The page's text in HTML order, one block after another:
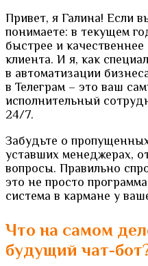
Привет, я Галина! Если
понимаете: в текущем
быстрее и качественнее
клиента. И я, как
в автоматизации
в Телеграм – это ваш
исполнительный
24/7.
Забудьте о
уставших менеджерах,
вопросы. Правильно
это не просто
система в кармане у
Что на самом
будущий чат-